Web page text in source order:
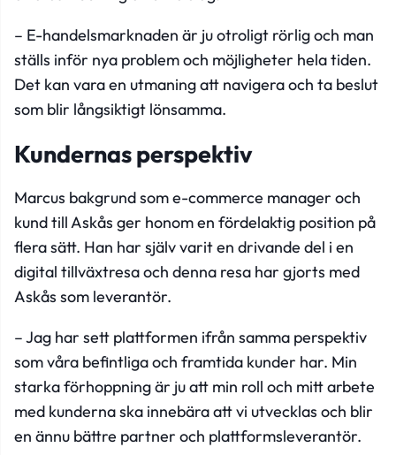
– E-handelsmarknaden är ju otroligt rörlig och man
ställs inför nya problem och möjligheter hela tiden.
Det kan vara en utmaning att navigera och ta beslut
som blir långsiktigt lönsamma.
Kundernas perspektiv
Marcus bakgrund som e-commerce manager och
kund till Askås ger honom en fördelaktig position på
flera sätt. Han har själv varit en drivande del i en
digital tillväxtresa och denna resa har gjorts med
Askås som leverantör.
– Jag har sett plattformen ifrån samma perspektiv
som våra befintliga och framtida kunder har. Min
starka förhoppning är ju att min roll och mitt arbete
med kunderna ska innebära att vi utvecklas och blir
en ännu bättre partner och plattformsleverantör.